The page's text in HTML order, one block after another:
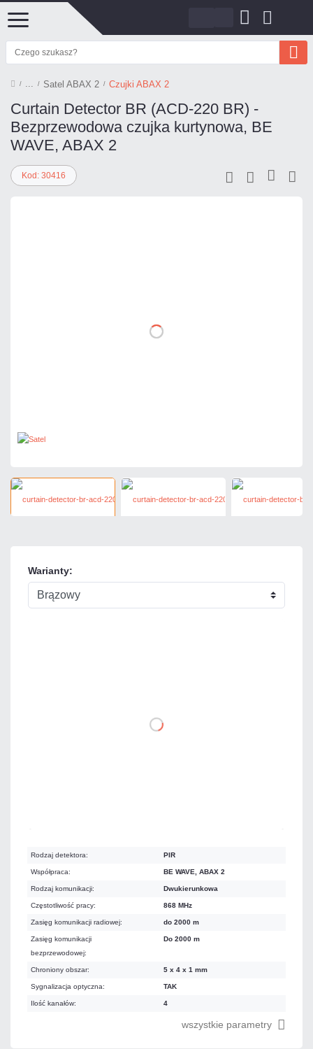
Satel ABAX 2 Czujki ABAX 2
Curtain Detector BR (ACD-220 BR) -
Bezprzewodowa czujka kurtynowa, BE
WAVE, ABAX 2
Kod: 30416
Warianty:
Rodzaj detektora: PIR
Współpraca: BE WAVE, ABAX 2
Rodzaj komunikacji: Dwukierunkowa
Częstotliwość pracy: 868 MHz
Zasięg komunikacji radiowej: do 2000 m
Zasięg komunikacji
bezprzewodowej:
Do 2000 m
Chroniony obszar: 5 x 4 x 1 mm
Sygnalizacja optyczna: TAK
Ilość kanałów: 4
wszystkie parametry